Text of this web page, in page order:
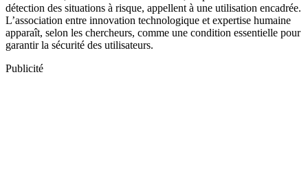
détection des situations à risque, appellent à une utilisation encadrée.
L’association entre innovation technologique et expertise humaine
apparaît, selon les chercheurs, comme une condition essentielle pour
garantir la sécurité des utilisateurs.
Publicité